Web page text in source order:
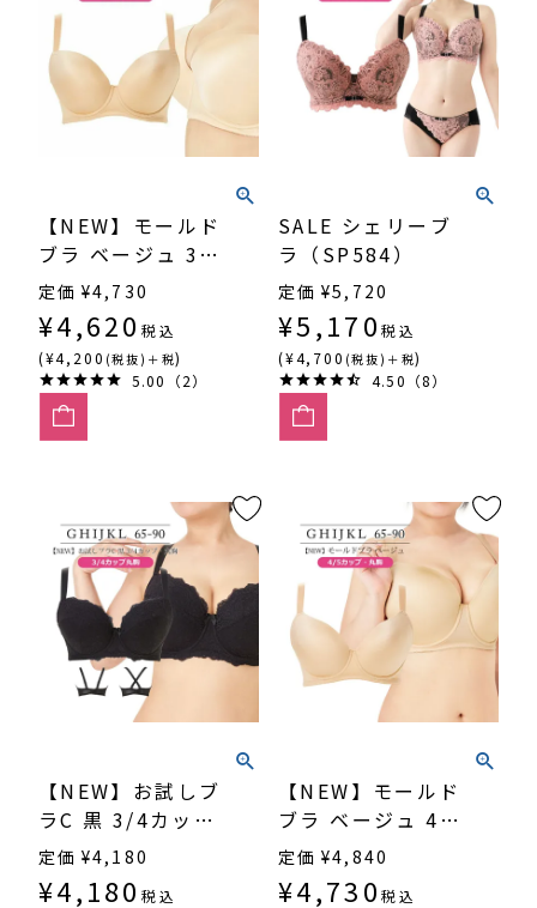
【NEW】モールド
ブラ ベージュ 3/4
カップ・寄せ上げ
（SP-552）
定価 ¥4,730
¥4,620 税込
(¥4,200 (税抜)＋税)
5.00（2）
SALE シェリーブ
ラ（SP584）
定価 ¥5,720
¥5,170 税込
(¥4,700 (税抜)＋税)
4.50（8）
【NEW】お試しブ
ラC 黒 3/4カッ
プ・丸胸
（SP546）
定価 ¥4,180
¥4,180 税込
【NEW】モールド
ブラ ベージュ 4/5
カップ・丸胸
（SP551）
定価 ¥4,840
¥4,730 税込